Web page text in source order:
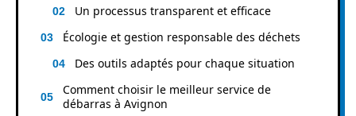
Un processus transparent et efficace
Écologie et gestion responsable des déchets
Des outils adaptés pour chaque situation
Comment choisir le meilleur service de
débarras à Avignon